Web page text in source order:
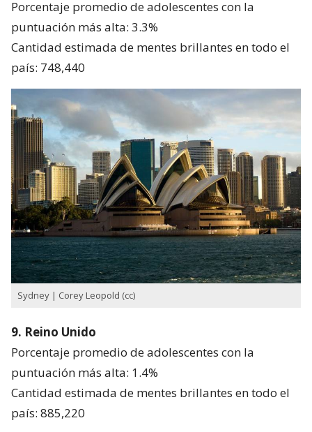
Porcentaje promedio de adolescentes con la
puntuación más alta: 3.3%
Cantidad estimada de mentes brillantes en todo el
país: 748,440
Sydney | Corey Leopold (cc)
9. Reino Unido
Porcentaje promedio de adolescentes con la
puntuación más alta: 1.4%
Cantidad estimada de mentes brillantes en todo el
país: 885,220